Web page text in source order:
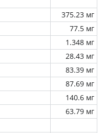
375.23 мг
77.5 мг
1.348 мг
28.43 мг
83.39 мг
87.69 мг
140.6 мг
63.79 мг